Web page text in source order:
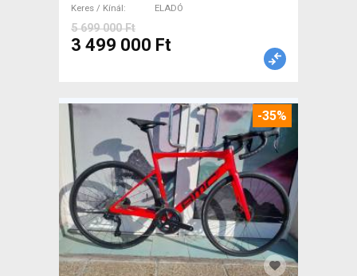
Keres / Kínál
ELADÓ
5 699 000 Ft
3 499 000 Ft
-35%